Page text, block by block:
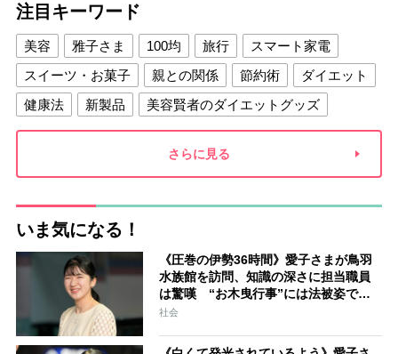
注目キーワード
美容 雅子さま 100均 旅行
スマート家電
スイーツ・お菓子
親との関係 節約術
ダイエット
健康法
新製品
美容賢者のダイエットグッズ
夫との関係
新津春子 どか食い
さらに見る
いま気になる！
《圧巻の伊勢36時間》愛子さまが鳥羽
水族館を訪問、知識の深さに担当職員
は驚嘆 “お木曳行事”には法被姿で参
加「市民に交じって一生懸命引いてお
社会